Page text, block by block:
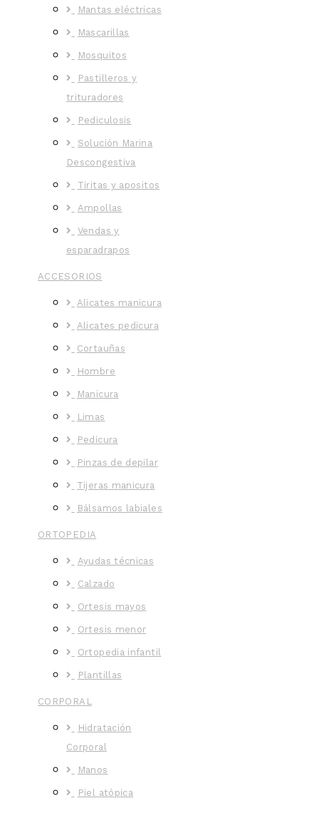
Mantas eléctricas
Mascarillas
Mosquitos
Pastilleros y
trituradores
Pediculosis
Solución Marina
Descongestiva
Tiritas y apositos
Ampollas
Vendas y
esparadrapos
ACCESORIOS
Alicates manicura
Alicates pedicura
Cortauñas
Hombre
Manicura
Limas
Pedicura
Pinzas de depilar
Tijeras manicura
Bálsamos labiales
ORTOPEDIA
Ayudas técnicas
Calzado
Ortesis mayos
Ortesis menor
Ortopedia infantil
Plantillas
CORPORAL
Hidratación
Corporal
Manos
Piel atópica